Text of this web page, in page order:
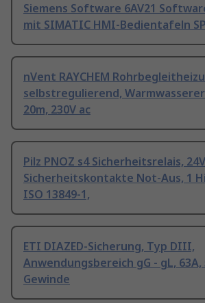
Siemens Software 6AV21
mit SIMATIC HMI-Bedientafeln
nVent RAYCHEM
selbstregulierend,
20m, 230V ac
Pilz PNOZ s4 Sicherheitsrelais,
Sicherheitskontakte Not-Aus, 1
ISO 13849-1,
ETI DIAZED-Sicherung, Typ DIII,
Anwendungsbereich gG - gL, 63A,
Gewinde